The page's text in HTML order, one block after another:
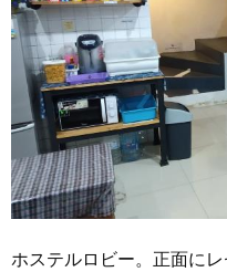
ホステルロビー。正面に